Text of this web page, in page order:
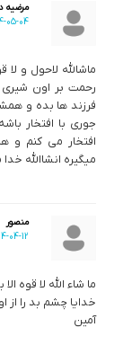
مرضیه
1404-05-04
ماشالله لاحول و لا
رحمت بر اون شیری
فرزند ها بده و
جوری با افتخار
افتخار می کنم و
میگیره انشاالله
منصور
1404-04-12 در
ما شاء الله لا قوه الا
خدايا چشم بد را از
آمين